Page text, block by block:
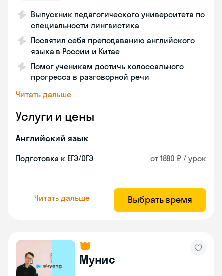
Выпускник педагогического университета по
специальности лингвистика
Посвятил себя преподаванию английского
языка в России и Китае
Помог ученикам достичь колоссального
прогресса в разговорной речи
Читать дальше
Услуги и цены
Английский язык
Подготовка к ЕГЭ/ОГЭ от 1880 ₽ / урок
Читать дальше Выбрать время
Мунис